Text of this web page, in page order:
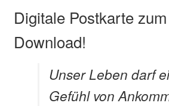
Digitale Postkarte
Download!
Unser Leben darf
Gefühl von